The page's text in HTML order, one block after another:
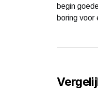
begin
boring voor